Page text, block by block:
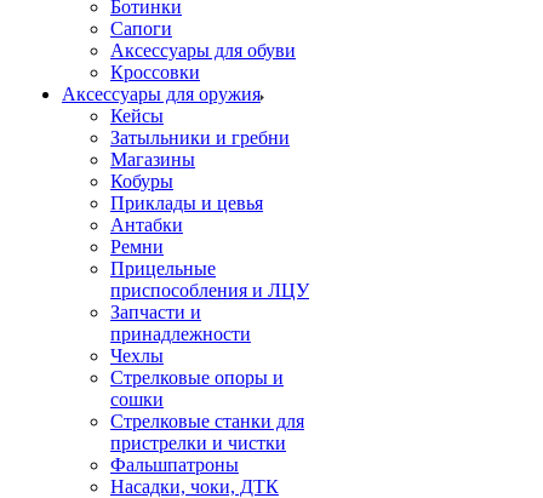
Ботинки
Сапоги
Аксессуары для обуви
Кроссовки
Аксессуары для оружия
Кейсы
Затыльники и гребни
Магазины
Кобуры
Приклады и цевья
Антабки
Ремни
Прицельные
приспособления и ЛЦУ
Запчасти и
принадлежности
Чехлы
Стрелковые опоры и
сошки
Стрелковые станки для
пристрелки и чистки
Фальшпатроны
Насадки, чоки, ДТК